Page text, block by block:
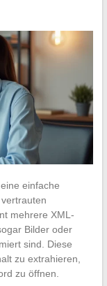
einfache
mehrere XML-
Bilder oder
sind. Diese
zu extrahieren,
zu öffnen.